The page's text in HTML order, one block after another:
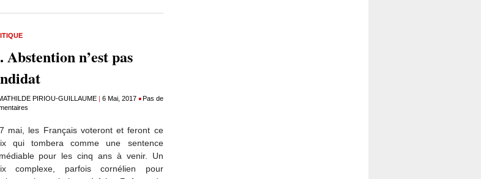
Abstention n’est pas
PIRIOU-GUILLAUME| 6 Mai, 2017 •Pas de
mai, les Français voteront et feront ce
qui tombera comme une sentence
pour les cinq ans à venir. Un
complexe, parfois cornélien pour